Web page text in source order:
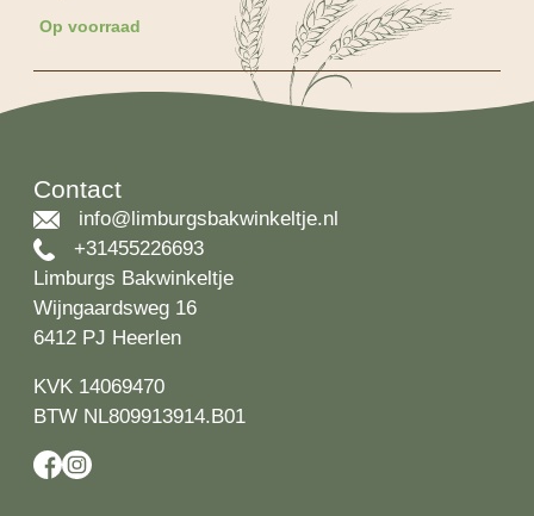
Op voorraad
Contact
info@limburgsbakwinkeltje.nl
+31455226693
Limburgs Bakwinkeltje
Wijngaardsweg 16
6412 PJ Heerlen
KVK 14069470
BTW NL809913914.B01